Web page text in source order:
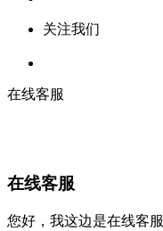
关注我们
在线客服
在线客服
您好，我这边是在线客服